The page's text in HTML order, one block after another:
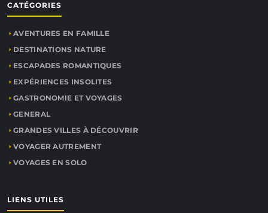
CATÉGORIES
AVENTURES EN FAMILLE
DESTINATIONS NATURE
ESCAPADES ROMANTIQUES
EXPÉRIENCES INSOLITES
GASTRONOMIE ET VOYAGES
GENERAL
GRANDES VILLES À DÉCOUVRIR
VOYAGER AUTREMENT
VOYAGES EN SOLO
LIENS UTILES